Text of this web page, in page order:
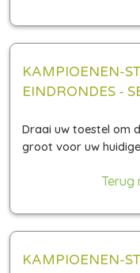
KAMPIOENEN-
EINDRONDES -
Terug
KAMPIOENEN-